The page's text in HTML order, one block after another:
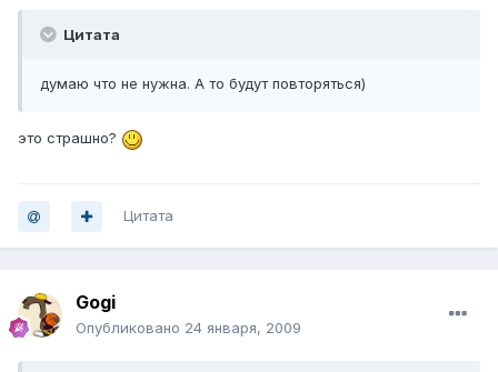
Цитата
думаю что не нужна. А то будут повторяться)
это страшно?
Цитата
Gogi
Опубликовано 24 января, 2009